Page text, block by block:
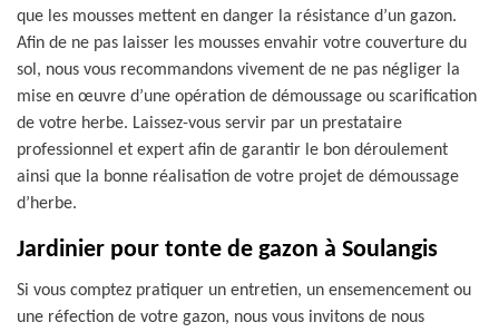
que les mousses mettent en danger la résistance d’un gazon.
Afin de ne pas laisser les mousses envahir votre couverture du
sol, nous vous recommandons vivement de ne pas négliger la
mise en œuvre d’une opération de démoussage ou scarification
de votre herbe. Laissez-vous servir par un prestataire
professionnel et expert afin de garantir le bon déroulement
ainsi que la bonne réalisation de votre projet de démoussage
d’herbe.
Jardinier pour tonte de gazon à Soulangis
Si vous comptez pratiquer un entretien, un ensemencement ou
une réfection de votre gazon, nous vous invitons de nous